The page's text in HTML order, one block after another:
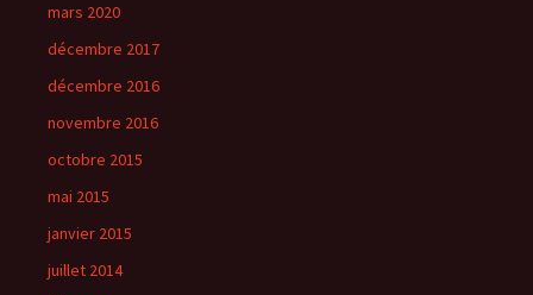
mars 2020
décembre 2017
décembre 2016
novembre 2016
octobre 2015
mai 2015
janvier 2015
juillet 2014